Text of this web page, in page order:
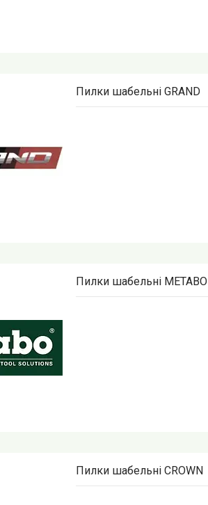
Пилки шабельні GRAND
Пилки шабельні METABO
Пилки шабельні CROWN